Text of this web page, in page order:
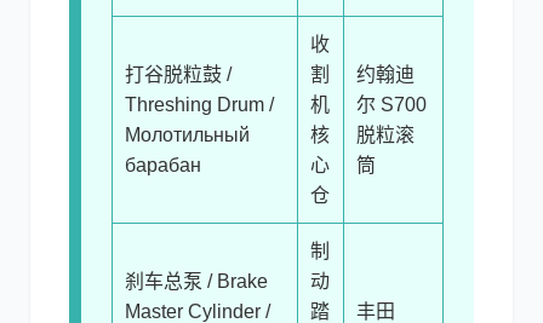
打谷脱粒鼓 /
Threshing Drum /
Молотильный
барабан
收
割
机
核
心
仓
约翰迪
尔 S700
脱粒滚
筒
刹车总泵 / Brake
Master Cylinder /
制
动
踏
丰田